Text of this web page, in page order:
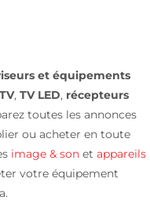
et équipements
, TV LED, récepteurs
toutes les annonces
ou acheter en toute
image & sonet appareils
votre équipement